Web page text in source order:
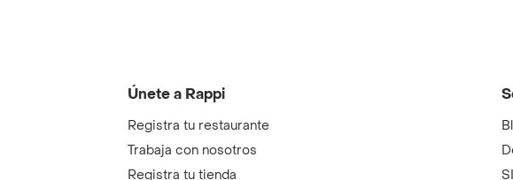
Únete a Rappi
Registra tu restaurante
Trabaja con nosotros
Registra tu tienda